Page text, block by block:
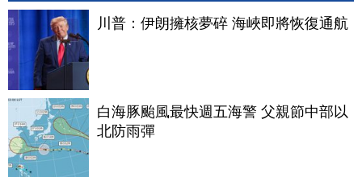
川普：伊朗擁核夢碎 海峽即將恢復通航
白海豚颱風最快週五海警 父親節中部以
北防雨彈